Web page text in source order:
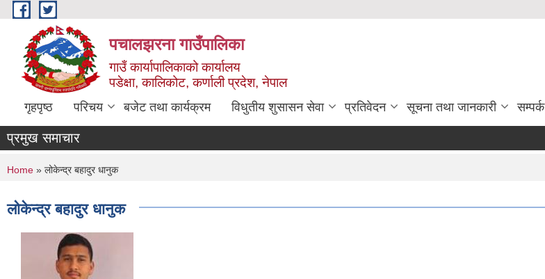
Skip to main content
पचालझरना गाउँपालिका
गाउँ कार्यापालिकाको कार्यालय
पडेक्षा, कालिकोट, कर्णाली प्रदेश, नेपाल
गृहपृष्ठ परिचय बजेट तथा कार्यक्रम विधुतीय शुसासन सेवा प्रतिवेदन सूचना तथा जानकारी सम्पर्क
प्रमुख समाचार
You are here
Home » लोकेन्द्र बहादुर धानुक
लोकेन्द्र बहादुर धानुक